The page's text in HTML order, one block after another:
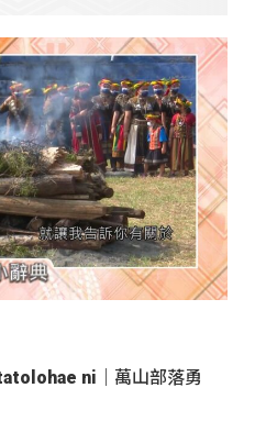
tatolohae ni｜萬山部落勇